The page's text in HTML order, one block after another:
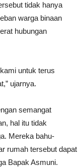
tidak hanya
warga binaan
hubungan
untuk terus
ujarnya.
semangat
hal itu tidak
Mereka bahu-
rumah tersebut dapat
Bapak Asmuni.